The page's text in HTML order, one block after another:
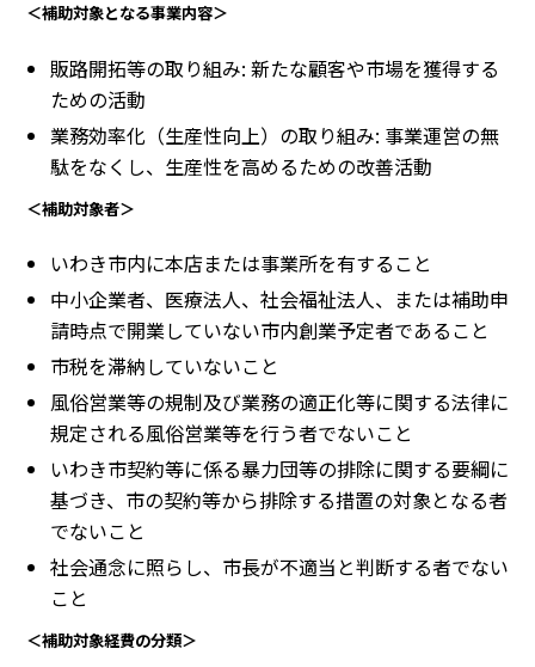
＜補助対象となる事業内容＞
販路開拓等の取り組み: 新たな顧客や市場を獲得する
ための活動
業務効率化（生産性向上）の取り組み: 事業運営の無
駄をなくし、生産性を高めるための改善活動
＜補助対象者＞
いわき市内に本店または事業所を有すること
中小企業者、医療法人、社会福祉法人、または補助申
請時点で開業していない市内創業予定者であること
市税を滞納していないこと
風俗営業等の規制及び業務の適正化等に関する法律に
規定される風俗営業等を行う者でないこと
いわき市契約等に係る暴力団等の排除に関する要綱に
基づき、市の契約等から排除する措置の対象となる者
でないこと
社会通念に照らし、市長が不適当と判断する者でない
こと
＜補助対象経費の分類＞